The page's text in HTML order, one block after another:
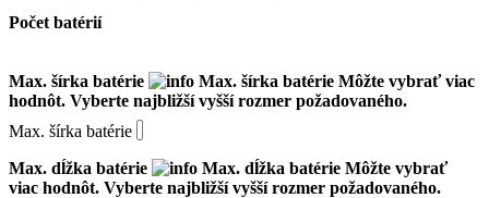
Počet batérií
Max. šírka batérie Max. šírka batérie Môžte vybrať viac
hodnôt. Vyberte najbližší vyšší rozmer požadovaného.
Max. šírka batérie
Max. dĺžka batérie
Max. dĺžka batérie Môžte vybrať
viac hodnôt. Vyberte najbližší vyšší rozmer požadovaného.